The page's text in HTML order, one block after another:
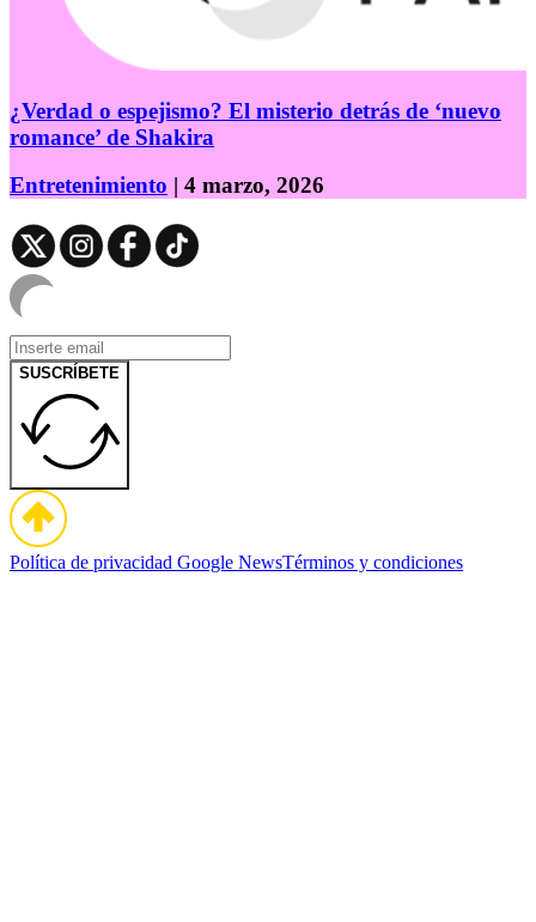
¿Verdad o espejismo? El misterio detrás de ‘nuevo
romance’ de Shakira
Entretenimiento | 4 marzo, 2026
SUSCRÍBETE
Política de privacidad Google NewsTérminos y condiciones